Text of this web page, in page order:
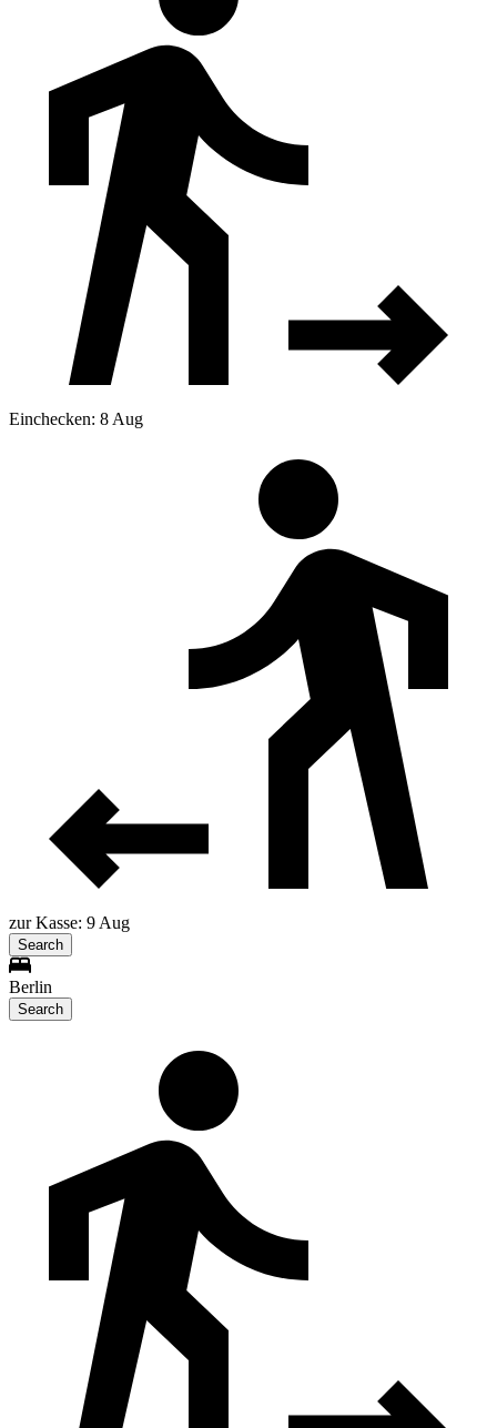
Einchecken: 8 Aug
zur Kasse: 9 Aug
Search
Berlin
Search